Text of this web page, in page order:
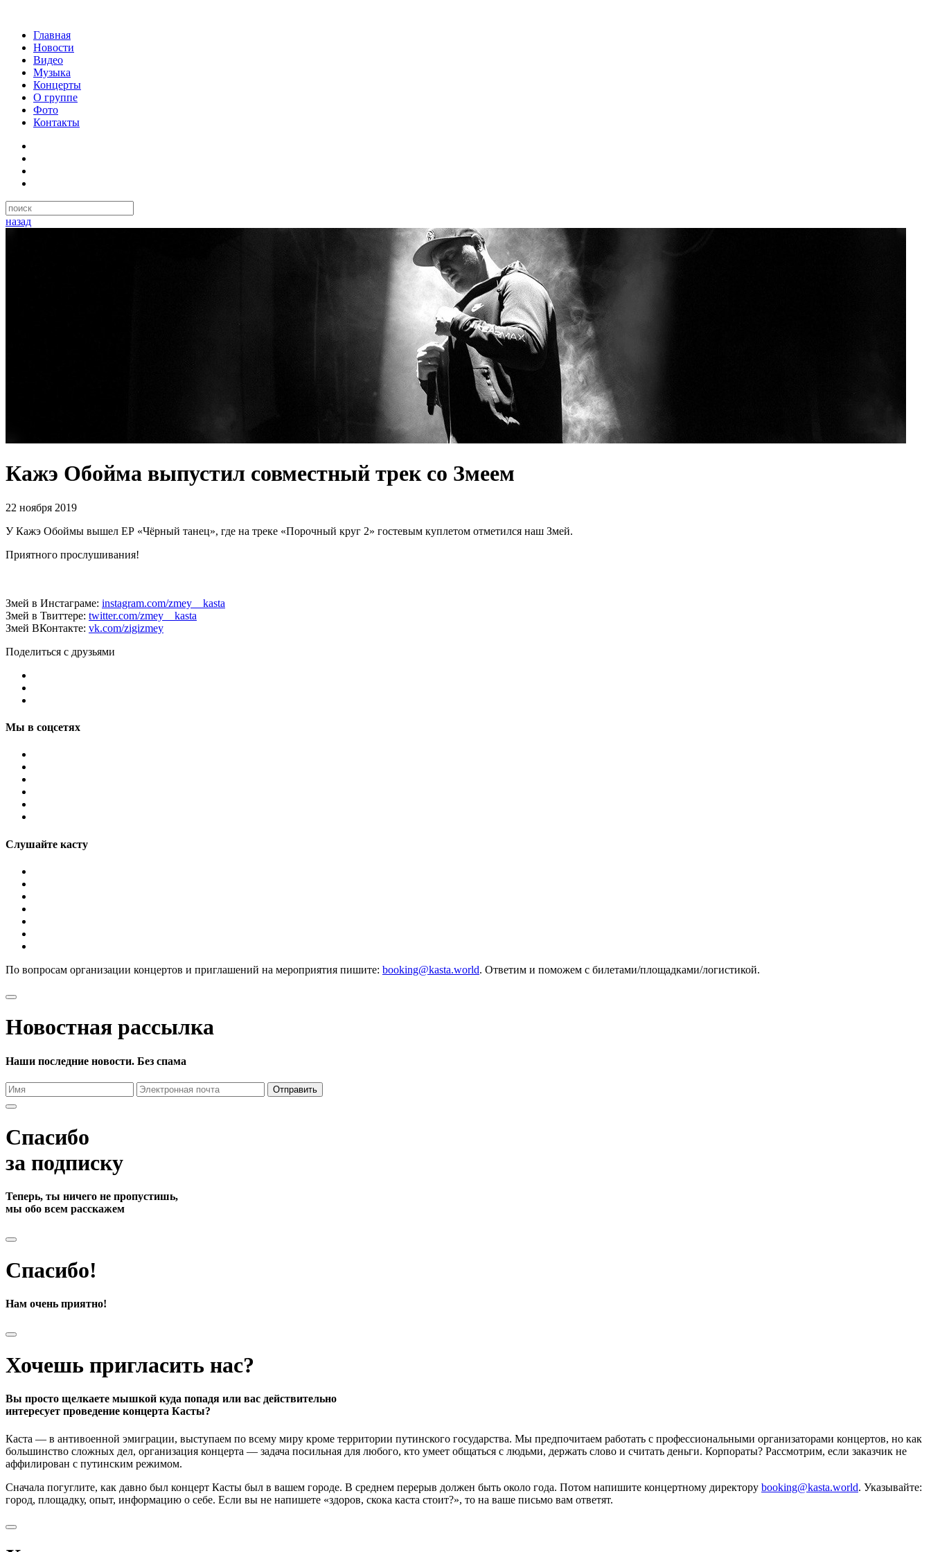
Главная
Новости
Видео
Музыка
Концерты
О группе
Фото
Контакты
назад
Кажэ Обойма выпустил совместный трек со Змеем
22 ноября 2019
У Кажэ Обоймы вышел ЕР «Чёрный танец», где на треке «Порочный круг 2» гостевым куплетом отметился наш Змей.
Приятного прослушивания!
Змей в Инстаграме: instagram.com/zmey__kasta
Змей в Твиттере: twitter.com/zmey__kasta
Змей ВКонтакте: vk.com/zigizmey
Поделиться с друзьями
Мы в соцсетях
Слушайте касту
По вопросам организации концертов и приглашений на мероприятия пишите: booking@kasta.world. Ответим и поможем с билетами/площадками/логистикой.
Новостная рассылка
Наши последние новости. Без спама
Отправить
Спасибо
за подписку
Теперь, ты ничего не пропустишь,
мы обо всем расскажем
Спасибо!
Нам очень приятно!
Хочешь пригласить нас?
Вы просто щелкаете мышкой куда попадя или вас действительно
интересует проведение концерта Касты?
Каста — в антивоенной эмиграции, выступаем по всему миру кроме территории путинского государства. Мы предпочитаем работать с профессиональными организаторами концертов, но как
большинство сложных дел, организация концерта — задача посильная для любого, кто умеет общаться с людьми, держать слово и считать деньги. Корпораты? Рассмотрим, если заказчик не
аффилирован с путинским режимом.
Сначала погуглите, как давно был концерт Касты был в вашем городе. В среднем перерыв должен быть около года. Потом напишите концертному директору booking@kasta.world. Указывайте:
город, площадку, опыт, информацию о себе. Если вы не напишете «здоров, скока каста стоит?», то на ваше письмо вам ответят.